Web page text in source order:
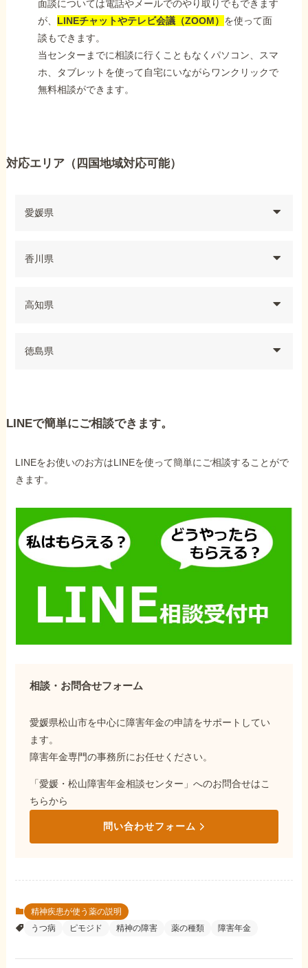
面談については電話やメールでのやり取りでもできます
が、 LINEチャットやテレビ会議（ZOOM） を使って面
談もできます。
当センターまでに相談に行くこともなくパソコン、スマ
ホ、タブレットを使って自宅にいながらワンクリックで
無料相談ができます。
対応エリア（四国地域対応可能）
愛媛県
香川県
高知県
徳島県
LINEで簡単にご相談できます。
LINEをお使いのお方はLINEを使って簡単にご相談することがで
きます。
相談・お問合せフォーム
愛媛県松山市を中心に障害年金の申請をサポートしてい
ます。
障害年金専門の事務所にお任せください。
「愛媛・松山障害年金相談センター」へのお問合せはこ
ちらから
問い合わせフォーム
精神疾患が使う薬の説明
うつ病
ピモジド 精神の障害 薬の種類 障害年金